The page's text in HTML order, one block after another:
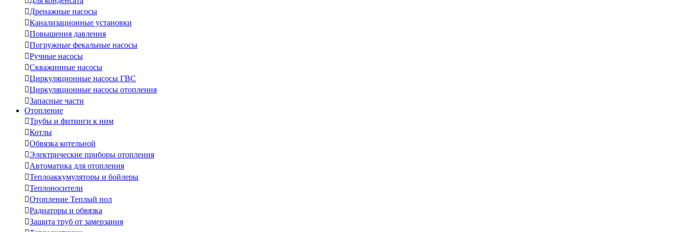
Дренажные насосы
Канализационные установки
Повышения давления
Погружные фекальные насосы
Ручные насосы
Скважинные насосы
Циркуляционные насосы ГВС
Циркуляционные насосы отопления
Запасные части
Отопление
Трубы и фитинги к ним
Котлы
Обвязка котельной
Электрические приборы отопления
Автоматика для отопления
Теплоаккумуляторы и бойлеры
Теплоносители
Отопление Теплый пол
Радиаторы и обвязка
Защита труб от замерзания